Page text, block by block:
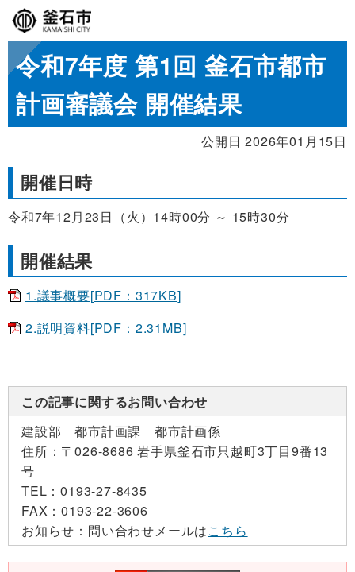
令和7年度 第1回 釜石市都市
計画審議会 開催結果
公開日 2026年01月15日
開催日時
令和7年12月23日（火）14時00分 ～ 15時30分
開催結果
1.議事概要[PDF：317KB]
2.説明資料[PDF：2.31MB]
この記事に関するお問い合わせ
建設部 都市計画課 都市計画係
住所： 〒026-8686 岩手県釜石市只越町3丁目9番13
号
TEL：0193-27-8435
FAX：0193-22-3606
お知らせ： 問い合わせメールはこちら